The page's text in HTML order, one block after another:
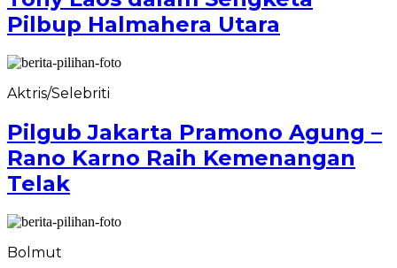
Pilbup Halmahera Utara
Aktris/Selebriti
Pilgub Jakarta Pramono Agung –
Rano Karno Raih Kemenangan
Telak
Bolmut